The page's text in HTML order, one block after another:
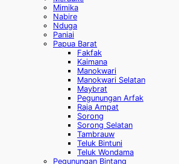
Mimika
Nabire
Nduga
Paniai
Papua Barat
Fakfak
Kaimana
Manokwari
Manokwari Selatan
Maybrat
Pegunungan Arfak
Raja Ampat
Sorong
Sorong Selatan
Tambrauw
Teluk Bintuni
Teluk Wondama
Pegunungan Bintang